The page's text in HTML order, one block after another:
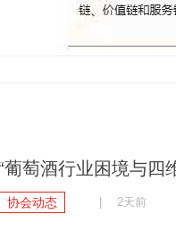
葡萄酒行业困境与四
协会动态 | 2天前